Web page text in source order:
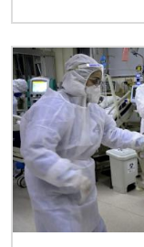
Imagen